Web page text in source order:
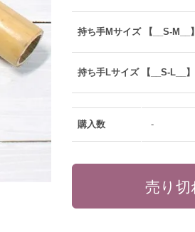
持ち手Mサイズ 【__S-M__】
持ち手Lサイズ 【__S-L__】
購入数 -